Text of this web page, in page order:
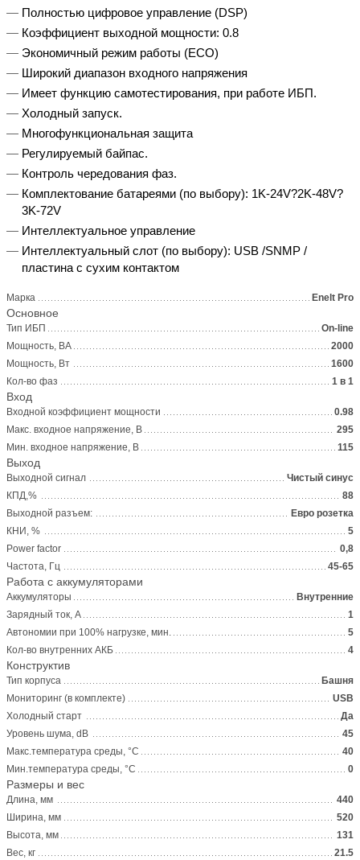
Полностью цифровое управление (DSP)
Коэффициент выходной мощности: 0.8
Экономичный режим работы (ECO)
Широкий диапазон входного напряжения
Имеет функцию самотестирования, при работе ИБП.
Холодный запуск.
Многофункциональная защита
Регулируемый байпас.
Контроль чередования фаз.
Комплектование батареями (по выбору): 1K-24V?2K-48V?
3K-72V
Интеллектуальное управление
Интеллектуальный слот (по выбору): USB /SNMP /
пластина с сухим контактом
Марка Enelt Pro
Основное
Тип ИБП
On-line
Мощность, ВА
2000
Мощность, Вт
1600
Кол-во фаз
1 в 1
Вход
Входной коэффициент мощности
0.98
Макс. входное напряжение, В
295
Мин. входное напряжение, В
115
Выход
Выходной сигнал
Чистый синус
КПД,%
88
Выходной разъем:
Евро розетка
КНИ, %
5
Power factor
0,8
Частота, Гц
45-65
Работа с аккумуляторами
Аккумуляторы
Внутренние
Зарядный ток, А
1
Автономии при 100% нагрузке, мин.
5
Кол-во внутренних АКБ
4
Конструктив
Тип корпуса
Башня
Мониторинг (в комплекте)
USB
Холодный старт
Да
Уровень шума, dB
45
Макс.температура среды, °С
40
Мин.температура среды, °С
0
Размеры и вес
Длина, мм
440
Ширина, мм
520
Высота, мм
131
Вес, кг
21.5